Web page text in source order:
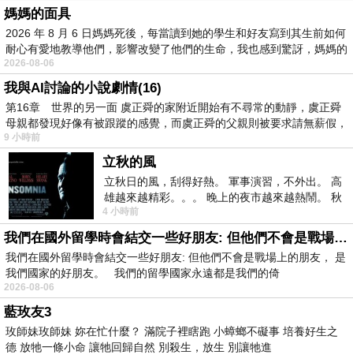
新聞來源http://news.hexun.com/2012-08-
28/145212720.h
場信貸年息借貸增貸轉貸
重劃區丙種建地
房屋信貸年息借貸增貸轉貸五股房屋貸款
利率最優惠的台南市青年創業貸款幫您輕鬆搞定
錢的問題
苗栗大湖農地貸款
營運週轉金免費諮詢 信用貸款房貸是什麼年息利
率多少免費諮詢試算 重劃區房價利率多少免費諮
詢試算
台南市小額貸款推薦 台東信貸比較 債務整合利
率
媽媽的面具
2026 年 8 月 6 日媽媽死後，每當讀到她的學生和好友寫到其生前如何
耐心有愛地教導他們，影響改變了他們的生命，我也感到驚訝，媽媽的
2026-08-06
我與AI討論的小說劇情(16)
第16章 世界的另一面 虞正舜的家附近開始有不尋常的動靜，虞正舜
母親都發現好像有被跟蹤的感覺，而虞正舜的父親則被要求請無薪假，
9 小時前
立秋的風
立秋日的風，刮得好熱。 軍事演習，不外出。 高
雄越來越精彩。。。 晚上的夜市越來越熱鬧。 秋
天的風刮得很熱 夜遊消暑熱。。。
4 小時前
我們在國外留學時會結交一些好朋友: 但他們不會是戰場上的朋友
我們在國外留學時會結交一些好朋友: 但他們不會是戰場上的朋友， 是
我們國家的好朋友。 我們的留學國家永遠都是我們的倚
2026-08-06
藍玫友3
玫師妹玫師妹 妳在忙什麼？ 滿院子裡瞎跑 小蟑螂不礙事 培養好生之
德 放牠一條小命 讓牠回歸自然 別殺生，放生 別讓牠進